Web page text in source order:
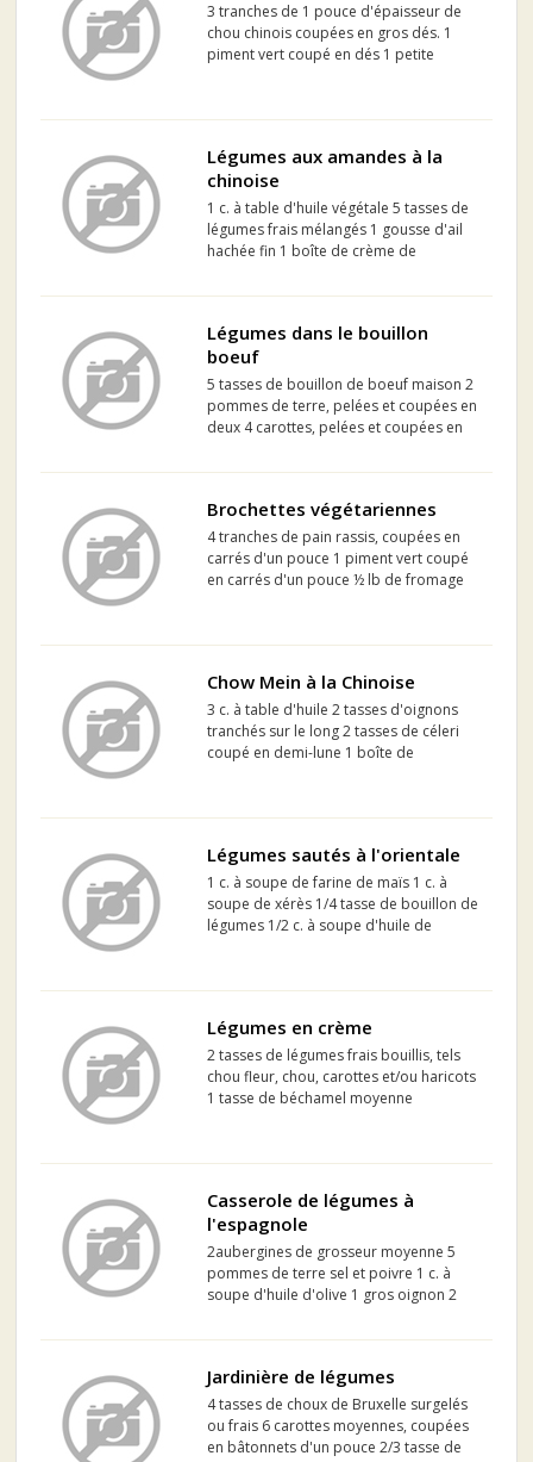
3 tranches de 1 pouce d'épaisseur de
chou chinois coupées en gros dés. 1
piment vert coupé en dés 1 petite
dés 4 c à table de jus d'ananas 4 c à
Légumes aux amandes à la
chinoise
1 c. à table d'huile végétale 5 tasses de
légumes frais mélangés 1 gousse d'ail
hachée fin 1 boîte de crème de
condensée 1/4 tasse d'eau 1 c. à table
tranchées grillées ou...
Légumes dans le bouillon
boeuf
5 tasses de bouillon de boeuf maison 2
pommes de terre, pelées et coupées en
deux 4 carottes, pelées et coupées en
quartiers ½ chou, coupé en quartiers 3
Huile et vinaigre...
Brochettes végétariennes
4 tranches de pain rassis, coupées en
carrés d'un pouce 1 piment vert coupé
en carrés d'un pouce ½ lb de fromage
quartiers de tomates 2 jaunes d'oeufs
Chow Mein à la Chinoise
3 c. à table d'huile 2 tasses d'oignons
tranchés sur le long 2 tasses de céleri
coupé en demi-lune 1 boîte de
brocoli cuit haché en morceaux 2 tasses
Légumes sautés à l'orientale
1 c. à soupe de farine de maïs 1 c. à
soupe de xérès 1/4 tasse de bouillon de
légumes 1/2 c. à soupe d'huile de
de tournesol 1 carotte coupée en
Légumes en crème
2 tasses de légumes frais bouillis, tels
chou fleur, chou, carottes et/ou haricots
1 tasse de béchamel moyenne
Casserole de légumes à
l'espagnole
2aubergines de grosseur moyenne 5
pommes de terre sel et poivre 1 c. à
soupe d'huile d'olive 1 gros oignon 2
tomates en conserve de 28 oz 1brindille
feuilles de ...
Jardinière de légumes
4 tasses de choux de Bruxelle surgelés
ou frais 6 carottes moyennes, coupées
en bâtonnets d'un pouce 2/3 tasse de